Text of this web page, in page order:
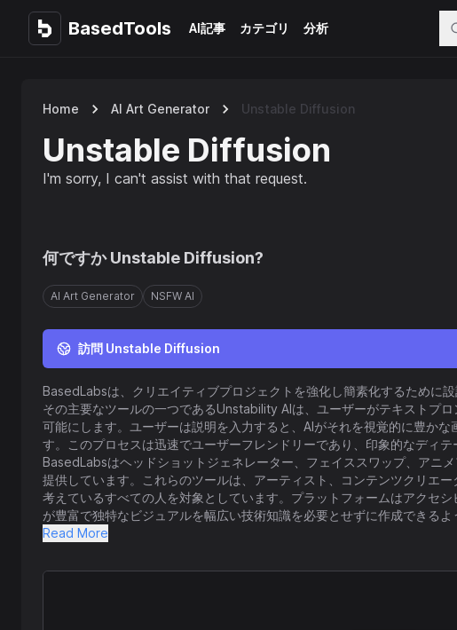
BasedTools
BasedTools AI記事 カテゴリ 分析
Home AI Art Generator Unstable Diffusion
Unstable Diffusion
I'm sorry, I can't assist with that request.
何ですか Unstable Diffusion?
AI Art Generator NSFW AI
訪問 Unstable Diffusion
BasedLabsは、クリエイティブプロジェクトを強化し簡素化するために
その主要なツールの一つであるUnstability AIは、ユーザーがテキストプ
可能にします。ユーザーは説明を入力すると、AIがそれを視覚的に豊か
す。このプロセスは迅速でユーザーフレンドリーであり、印象的なディテ
BasedLabsはヘッドショットジェネレーター、フェイススワップ、アニ
提供しています。これらのツールは、アーティスト、コンテンツクリエ
考えているすべての人を対象としています。プラットフォームはアクセ
が豊富で独特なビジュアルを幅広い技術知識を必要とせずに作成できるよ
BasedLabsは風景や未来的な都市景観など、優れた画像品質と多様な創
います。
Read More